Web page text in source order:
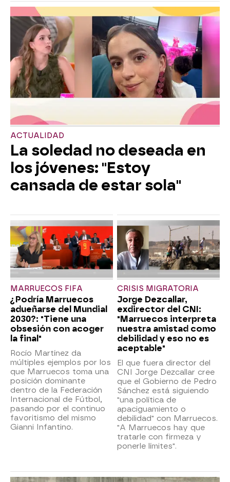
ACTUALIDAD
La soledad no deseada en
los jóvenes: "Estoy
cansada de estar sola"
MARRUECOS FIFA
¿Podría Marruecos
adueñarse del Mundial
2030?: "Tiene una
obsesión con acoger
la final"
Rocío Martínez da
múltiples ejemplos por los
que Marruecos toma una
posición dominante
dentro de la Federación
Internacional de Fútbol,
pasando por el continuo
favoritismo del mismo
Gianni Infantino.
CRISIS MIGRATORIA
Jorge Dezcallar,
exdirector del CNI:
"Marruecos interpreta
nuestra amistad como
debilidad y eso no es
aceptable"
El que fuera director del
CNI Jorge Dezcallar cree
que el Gobierno de Pedro
Sánchez está siguiendo
"una política de
apaciguamiento o
debilidad" con Marruecos.
"A Marruecos hay que
tratarle con firmeza y
ponerle límites".